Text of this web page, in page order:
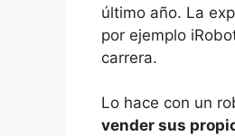
último año. La
por ejemplo
carrera.
Lo hace con un
vender sus